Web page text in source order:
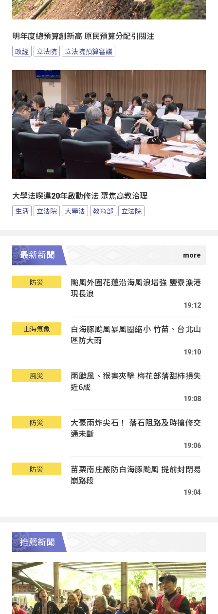
明年度總預算創新高 原民預算分配引關注
政經 立法院 立法院預算審議
大學法暌違20年啟動修法 聚焦高教治理
生活 立法院 大學法 教育部 立法院
最新新聞
防災
颱風外圍花蓮沿海風浪增強 鹽寮漁港
現長浪
19:12
山海氣象
白海豚颱風暴風圈縮小 竹苗、台北山
區防大雨
19:10
風災
兩颱風、猴害夾擊 梅花部落甜柿損失
近6成
19:08
防災
大豪雨炸尖石！ 落石阻路及時搶修交
通未斷
19:06
防災
苗栗南庄嚴防白海豚颱風 提前封閉易
崩路段
19:04
推薦新聞